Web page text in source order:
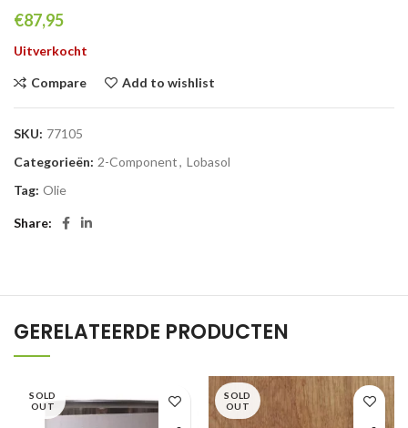
€87,95
Uitverkocht
Compare Add to wishlist
SKU: 77105
Categorieën: 2-Component, Lobasol
Tag: Olie
Share
GERELATEERDE PRODUCTEN
SOLD
OUT
SOLD
OUT